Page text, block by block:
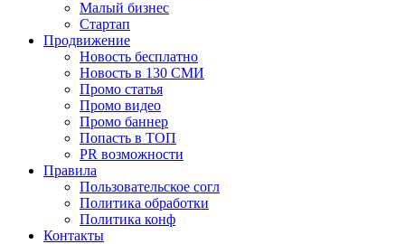
Малый бизнес
Стартап
Продвижение
Новость бесплатно
Новость в 130 СМИ
Промо статья
Промо видео
Промо баннер
Попасть в ТОП
PR возможности
Правила
Пользовательское согл
Политика обработки
Политика конф
Контакты